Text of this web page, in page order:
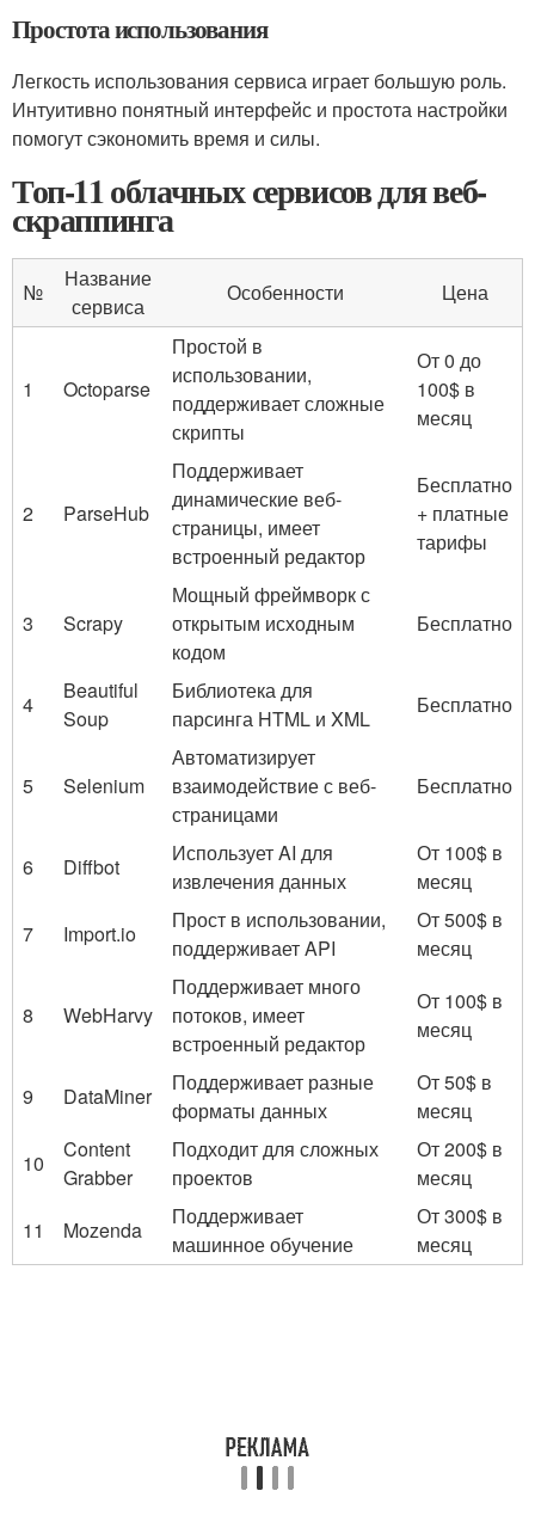
Простота использования
Легкость использования сервиса играет большую роль.
Интуитивно понятный интерфейс и простота настройки
помогут сэкономить время и силы.
Топ-11 облачных сервисов для веб-
скраппинга
№
Название
сервиса
Особенности Цена
1 Octoparse
Простой в
использовании,
поддерживает сложные
скрипты
От 0 до
100$ в
месяц
2 ParseHub
Поддерживает
динамические веб-
страницы, имеет
встроенный редактор
Бесплатно
+ платные
тарифы
3 Scrapy
Мощный фреймворк с
открытым исходным
кодом
Бесплатно
4
Beautiful
Soup
Библиотека для
парсинга HTML и XML
Бесплатно
5 Selenium
Автоматизирует
взаимодействие с веб-
страницами
Бесплатно
6 Diffbot
Использует AI для
извлечения данных
От 100$ в
месяц
7
Import.io
Прост в использовании,
поддерживает API
От 500$ в
месяц
8 WebHarvy
Поддерживает много
потоков, имеет
встроенный редактор
От 100$ в
месяц
9 DataMiner
Поддерживает разные
форматы данных
От 50$ в
месяц
10
Content
Grabber
Подходит для сложных
проектов
От 200$ в
месяц
11
Mozenda
Поддерживает
машинное обучение
От 300$ в
месяц